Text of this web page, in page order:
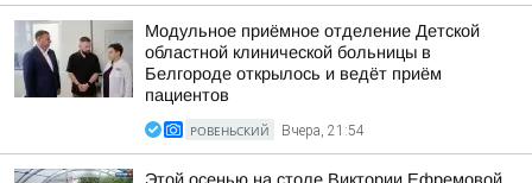
Модульное приёмное отделение Детской
областной клинической больницы в
Белгороде открылось и ведёт приём
пациентов
РОВЕНЬСКИЙ Вчера, 21:54